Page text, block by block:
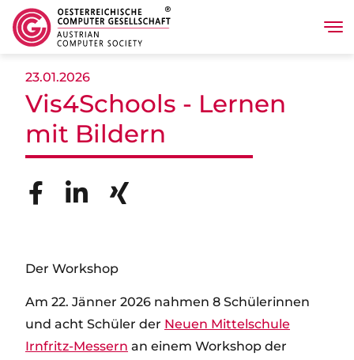
23.01.2026
Vis4Schools - Lernen
mit Bildern
Der Workshop
Am 22. Jänner 2026 nahmen 8 Schülerinnen
und acht Schüler der Neuen Mittelschule
Irnfritz-Messern an einem Workshop der